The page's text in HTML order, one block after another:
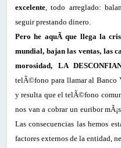
excelente, todo arreglado:
seguir prestando dinero.
Pero he aquÃ­ que llega la
mundial, bajan las ventas, las
morosidad, LA
telÃ©fono para llamar al Banco
y resulta que el telÃ©fono
nos van a cobrar un euribor
Las consecuencias las hemos
factores externos de la entidad,